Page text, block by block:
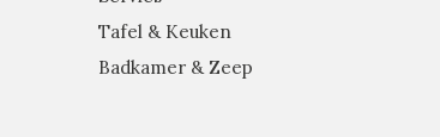
Tafel & Keuken
Badkamer & Zeep